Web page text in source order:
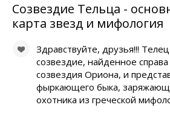
Созвездие Тельца -
карта звезд и мифология
Здравствуйте, друзья!!!
созвездие, найденное справа
созвездия Ориона, и
фыркающего быка,
охотника из греческой